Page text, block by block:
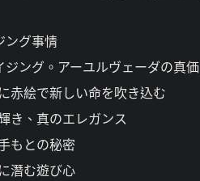
ング事情
ジング。アーユルヴェーダの真価
赤絵で新しい命を吹き込む
き、真のエレガンス
もとの秘密
潛む遊び心